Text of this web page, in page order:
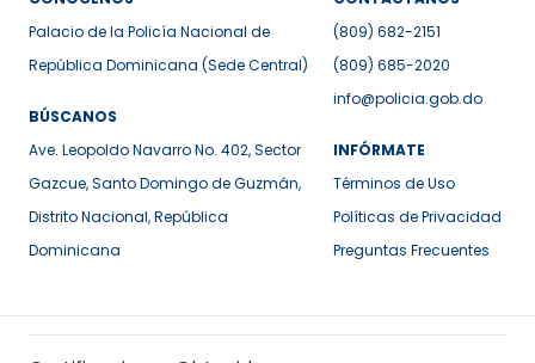
Palacio de la Policía Nacional de
República Dominicana (Sede Central)
BÚSCANOS
Ave. Leopoldo Navarro No. 402, Sector
Gazcue, Santo Domingo de Guzmán,
Distrito Nacional, República
Dominicana
(809) 682-2151
(809) 685-2020
info@policia.gob.do
INFÓRMATE
Términos de Uso
Políticas de Privacidad
Preguntas Frecuentes